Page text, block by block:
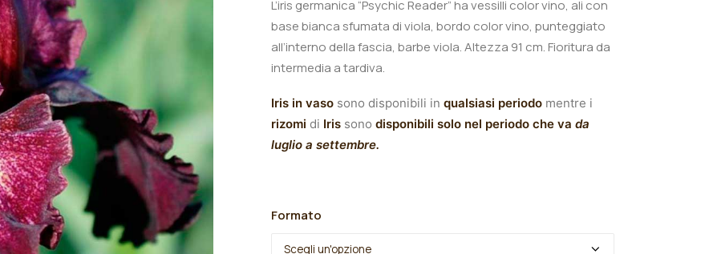
L’iris germanica “Psychic Reader” ha vessilli color vino, ali con
base bianca sfumata di viola, bordo color vino, punteggiato
all’interno della fascia, barbe viola.Altezza 91 cm.Fioritura da
intermedia a tardiva.
Iris in vaso sono disponibili in qualsiasi periodo mentre i
rizomi di Iris sono disponibili solo nel periodo che va da
luglio a settembre.
Formato